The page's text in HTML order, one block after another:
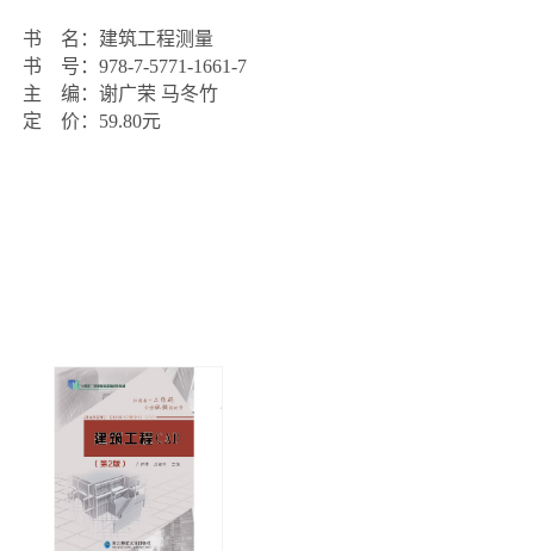
书    名：建筑工程测量
书    号：978-7-5771-1661-7
主    编：谢广荣 马冬竹
定    价：59.80元